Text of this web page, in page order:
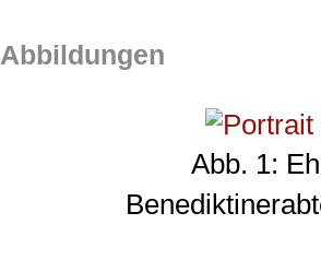
Abbildungen
Abb. 1: